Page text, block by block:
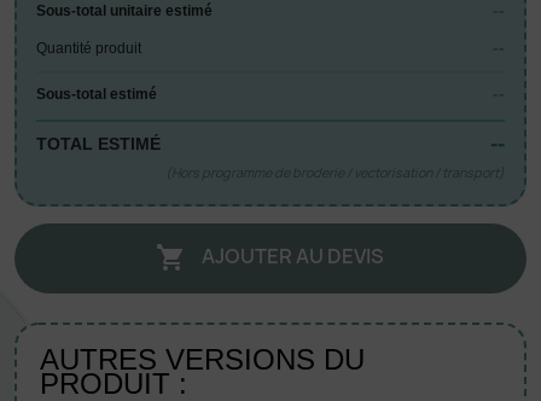
Sous-total unitaire estimé --
Quantité produit --
Sous-total estimé --
TOTAL ESTIMÉ --
(Hors programme de broderie / vectorisation / transport)
 AJOUTER AU DEVIS
AUTRES VERSIONS DU
PRODUIT :